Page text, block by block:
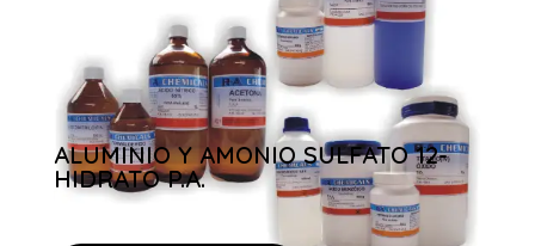
ALUMINIO Y AMONIO SULFATO 12-
HIDRATO P.A.